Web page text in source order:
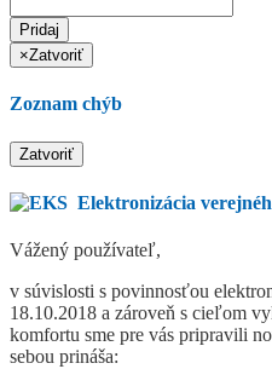
Pridaj
×Zatvoriť
Zoznam chýb
Zatvoriť
Elektronizácia
Vážený používateľ,
v súvislosti s povinnosťou
18.10.2018 a zároveň s cieľom
komfortu sme pre vás pripravili
sebou prináša: